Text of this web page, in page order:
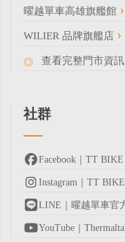
曜越單車高雄旗艦館
WILIER 品牌旗艦店
查看完整門市資訊
社群
Facebook｜TT
Instagram｜TT
LINE｜曜越單車官
YouTube｜